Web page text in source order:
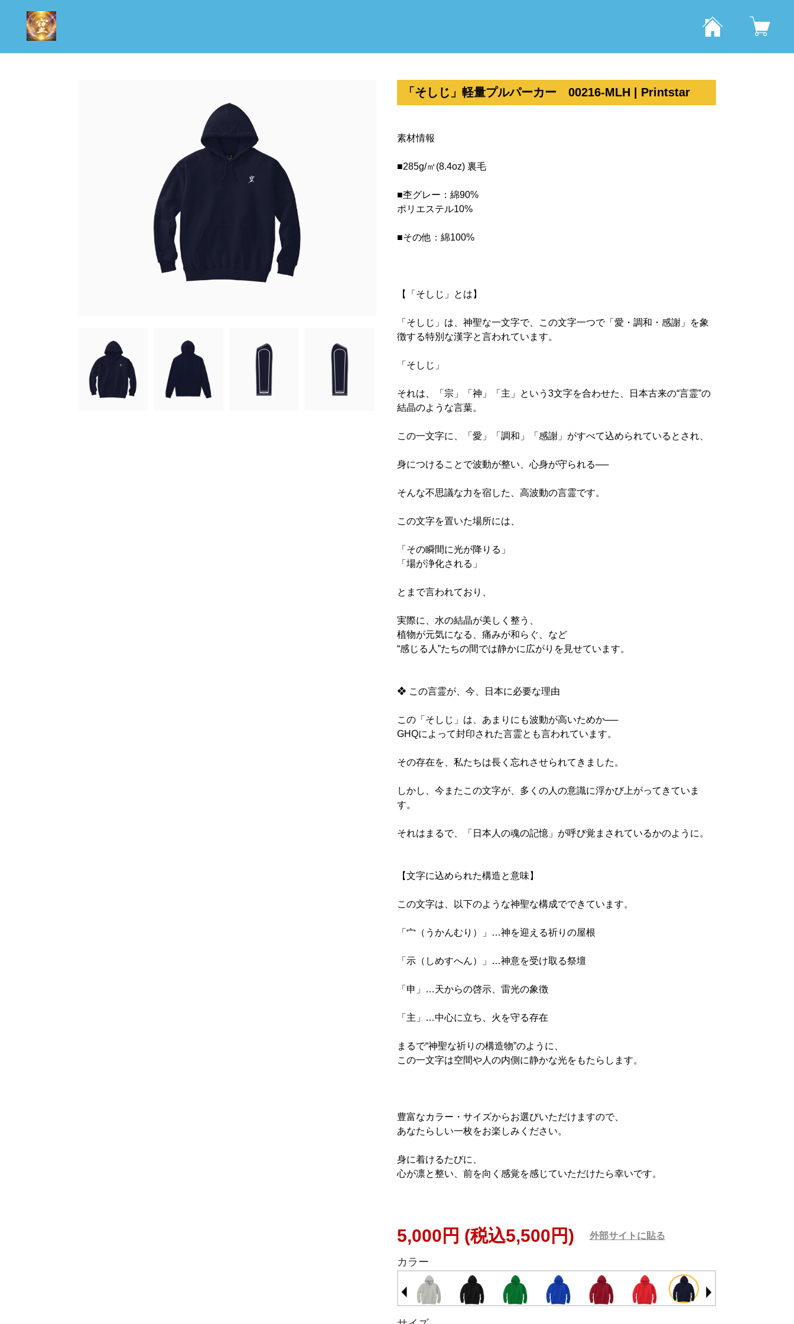
「そしじ」軽量プルパーカー 00216-MLH | Printstar
素材情報
■285g/㎡(8.4oz) 裏毛
■杢グレー：綿90%
ポリエステル10%
■その他：綿100%
【「そしじ」とは】
「そしじ」は、神聖な一文字で、この文字一つで「愛・調和・感謝」を象
徴する特別な漢字と言われています。
「そしじ」
それは、「宗」「神」「主」という3文字を合わせた、日本古来の“言霊”の
結晶のような言葉。
この一文字に、「愛」「調和」「感謝」がすべて込められているとされ、
身につけることで波動が整い、心身が守られる──
そんな不思議な力を宿した、高波動の言霊です。
この文字を置いた場所には、
「その瞬間に光が降りる」
「場が浄化される」
とまで言われており、
実際に、水の結晶が美しく整う、
植物が元気になる、痛みが和らぐ、など
“感じる人”たちの間では静かに広がりを見せています。
❖ この言霊が、今、日本に必要な理由
この「そしじ」は、あまりにも波動が高いためか──
GHQによって封印された言霊とも言われています。
その存在を、私たちは長く忘れさせられてきました。
しかし、今またこの文字が、多くの人の意識に浮かび上がってきていま
す。
それはまるで、「日本人の魂の記憶」が呼び覚まされているかのように。
【文字に込められた構造と意味】
この文字は、以下のような神聖な構成でできています。
「宀（うかんむり）」…神を迎える祈りの屋根
「示（しめすへん）」…神意を受け取る祭壇
「申」…天からの啓示、雷光の象徴
「主」…中心に立ち、火を守る存在
まるで“神聖な祈りの構造物”のように、
この一文字は空間や人の内側に静かな光をもたらします。
豊富なカラー・サイズからお選びいただけますので、
あなたらしい一枚をお楽しみください。
身に着けるたびに、
心が凛と整い、前を向く感覚を感じていただけたら幸いです。
5,000円 (税込5,500円) 外部サイトに貼る
カラー